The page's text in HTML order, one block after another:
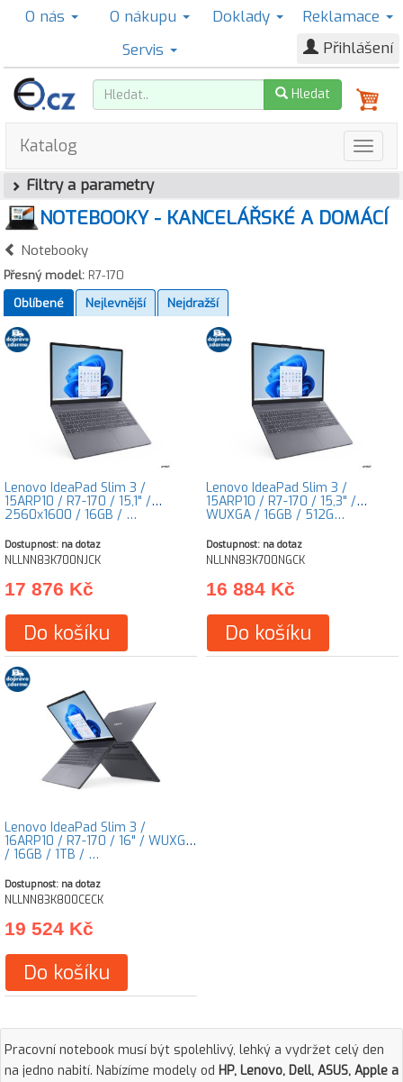
O nás O nákupu Doklady
Reklamace
Servis
Přihlášení
Hledat
Katalog
Filtry a parametry
NOTEBOOKY - KANCELÁŘSKÉ A DOMÁCÍ
Notebooky
Přesný model: R7-170
Oblíbené
Nejlevnější Nejdražší
Lenovo IdeaPad Slim 3 /
15ARP10 / R7-170 / 15,1" /
2560x1600 / 16GB / …
Dostupnost: na dotaz
NLLNN83K700NJCK
17 876 Kč
Do košíku
Lenovo IdeaPad Slim 3 /
15ARP10 / R7-170 / 15,3" /
WUXGA / 16GB / 512G…
Dostupnost: na dotaz
NLLNN83K700NGCK
16 884 Kč
Do košíku
Lenovo IdeaPad Slim 3 /
16ARP10 / R7-170 / 16" / WUXGA
/ 16GB / 1TB / …
Dostupnost: na dotaz
NLLNN83K800CECK
19 524 Kč
Do košíku
Pracovní notebook musí být spolehlivý, lehký a vydržet celý den
na jedno nabití. Nabízíme modely od HP, Lenovo, Dell, ASUS, Apple a